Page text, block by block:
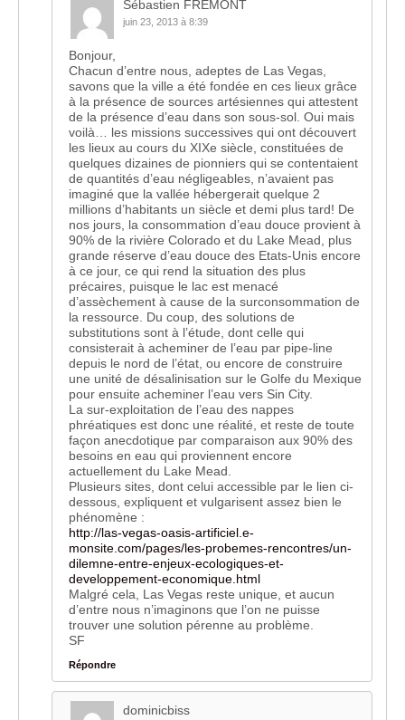
Sébastien FREMONT
juin 23, 2013 à 8:39
Bonjour,
Chacun d’entre nous, adeptes de Las Vegas,
savons que la ville a été fondée en ces lieux grâce
à la présence de sources artésiennes qui attestent
de la présence d’eau dans son sous-sol. Oui mais
voilà… les missions successives qui ont découvert
les lieux au cours du XIXe siècle, constituées de
quelques dizaines de pionniers qui se contentaient
de quantités d’eau négligeables, n’avaient pas
imaginé que la vallée hébergerait quelque 2
millions d’habitants un siècle et demi plus tard! De
nos jours, la consommation d’eau douce provient à
90% de la rivière Colorado et du Lake Mead, plus
grande réserve d’eau douce des Etats-Unis encore
à ce jour, ce qui rend la situation des plus
précaires, puisque le lac est menacé
d’assèchement à cause de la surconsommation de
la ressource. Du coup, des solutions de
substitutions sont à l’étude, dont celle qui
consisterait à acheminer de l’eau par pipe-line
depuis le nord de l’état, ou encore de construire
une unité de désalinisation sur le Golfe du Mexique
pour ensuite acheminer l’eau vers Sin City.
La sur-exploitation de l’eau des nappes
phréatiques est donc une réalité, et reste de toute
façon anecdotique par comparaison aux 90% des
besoins en eau qui proviennent encore
actuellement du Lake Mead.
Plusieurs sites, dont celui accessible par le lien ci-
dessous, expliquent et vulgarisent assez bien le
phénomène :
http://las-vegas-oasis-artificiel.e-
monsite.com/pages/les-probemes-rencontres/un-
dilemne-entre-enjeux-ecologiques-et-
developpement-economique.html
Malgré cela, Las Vegas reste unique, et aucun
d’entre nous n’imaginons que l’on ne puisse
trouver une solution pérenne au problème.
SF
Répondre
dominicbiss